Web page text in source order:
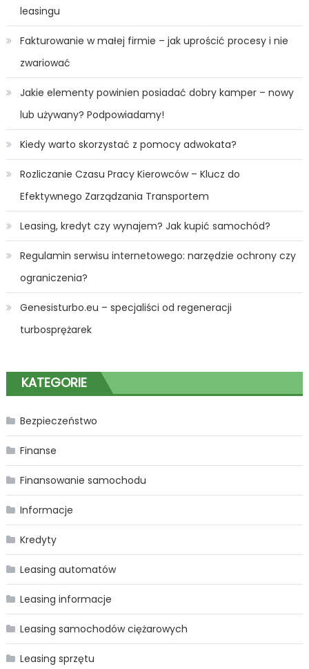
leasingu
Fakturowanie w małej firmie – jak uprościć procesy i nie
zwariować
Jakie elementy powinien posiadać dobry kamper – nowy
lub używany? Podpowiadamy!
Kiedy warto skorzystać z pomocy adwokata?
Rozliczanie Czasu Pracy Kierowców – Klucz do
Efektywnego Zarządzania Transportem
Leasing, kredyt czy wynajem? Jak kupić samochód?
Regulamin serwisu internetowego: narzędzie ochrony czy
ograniczenia?
Genesisturbo.eu – specjaliści od regeneracji
turbosprężarek
KATEGORIE
Bezpieczeństwo
Finanse
Finansowanie samochodu
Informacje
Kredyty
Leasing automatów
Leasing informacje
Leasing samochodów ciężarowych
Leasing sprzętu